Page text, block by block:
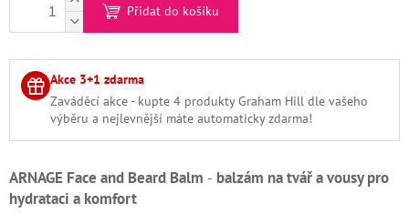
Měna
(CZK)
Přidat do košíku
Akce 3+1 zdarma
Zaváděcí akce - kupte 4 produkty Graham Hill dle vašeho
výběru a nejlevnější máte automaticky zdarma!
ARNAGE Face and Beard Balm - balzám na tvář a vousy pro
hydrataci a komfort